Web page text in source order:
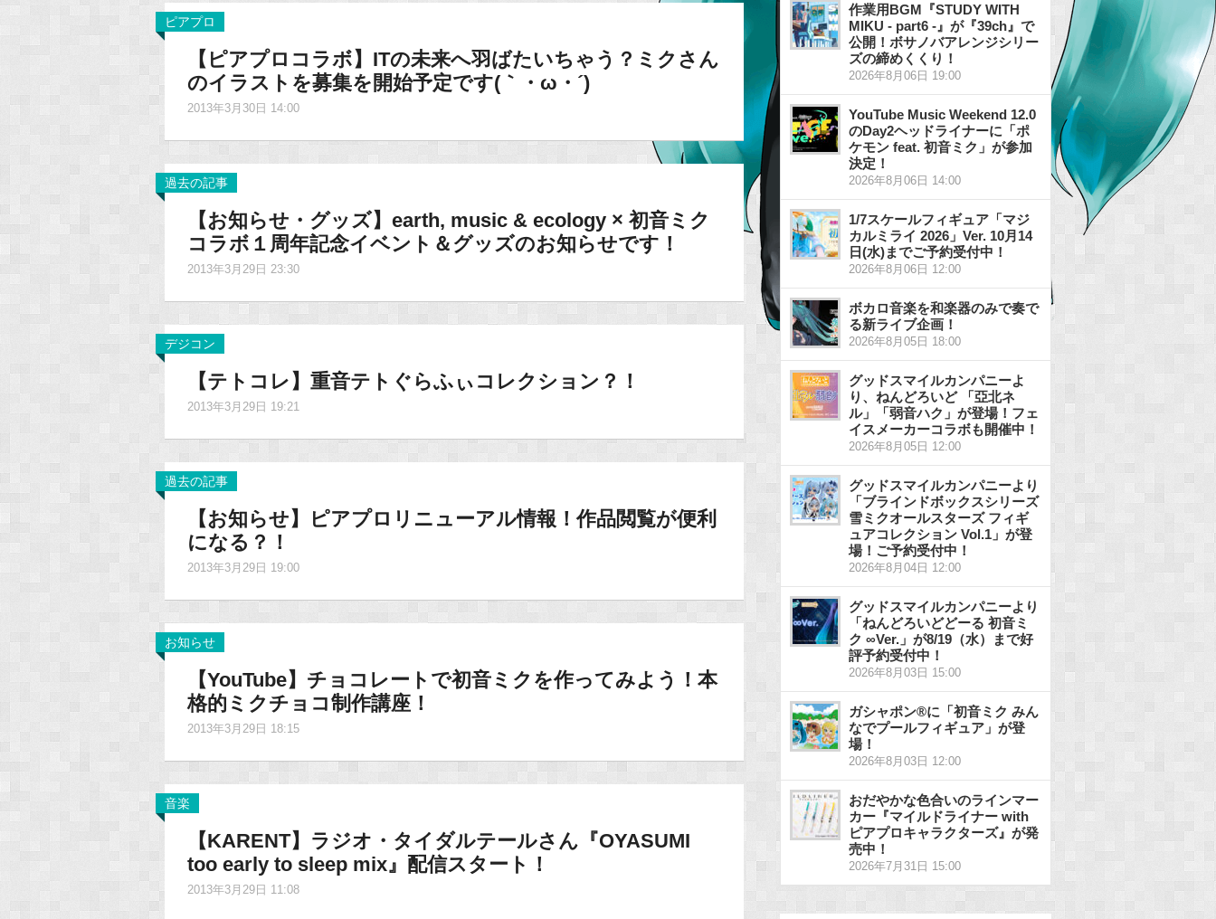
ピアプロ
【ピアプロコラボ】ITの未来へ羽ばたいちゃう？ミクさん
のイラストを募集を開始予定です(｀・ω・´)
2013年3月30日 14:00
過去の記事
【お知らせ・グッズ】earth, music & ecology × 初音ミク
コラボ１周年記念イベント＆グッズのお知らせです！
2013年3月29日 23:30
デジコン
【テトコレ】重音テトぐらふぃコレクション？！
2013年3月29日 19:21
過去の記事
【お知らせ】ピアプロリニューアル情報！作品閲覧が便利
になる？！
2013年3月29日 19:00
お知らせ
【YouTube】チョコレートで初音ミクを作ってみよう！本
格的ミクチョコ制作講座！
2013年3月29日 18:15
音楽
【KARENT】ラジオ・タイダルテールさん『OYASUMI
too early to sleep mix』配信スタート！
2013年3月29日 11:08
作業用BGM『STUDY WITH
MIKU - part6 -』が『39ch』で
公開！ボサノバアレンジシリー
ズの締めくくり！
2026年8月06日 19:00
YouTube Music Weekend 12.0
のDay2ヘッドライナーに「ポ
ケモン feat. 初音ミク」が参加
決定！
2026年8月06日 14:00
1/7スケールフィギュア「マジ
カルミライ 2026」Ver. 10月14
日(水)までご予約受付中！
2026年8月06日 12:00
ボカロ音楽を和楽器のみで奏で
る新ライブ企画！
2026年8月05日 18:00
グッドスマイルカンパニーよ
り、ねんどろいど 「亞北ネ
ル」「弱音ハク」が登場！フェ
イスメーカーコラボも開催中！
2026年8月05日 12:00
グッドスマイルカンパニーより
「ブラインドボックスシリーズ
雪ミクオールスターズ フィギ
ュアコレクション Vol.1」が登
場！ご予約受付中！
2026年8月04日 12:00
グッドスマイルカンパニーより
「ねんどろいどどーる 初音ミ
ク ∞Ver.」が8/19（水）まで好
評予約受付中！
2026年8月03日 15:00
ガシャポン®に「初音ミク みん
なでプールフィギュア」が登
場！
2026年8月03日 12:00
おだやかな色合いのラインマー
カー『マイルドライナー with
ピアプロキャラクターズ』が発
売中！
2026年7月31日 15:00